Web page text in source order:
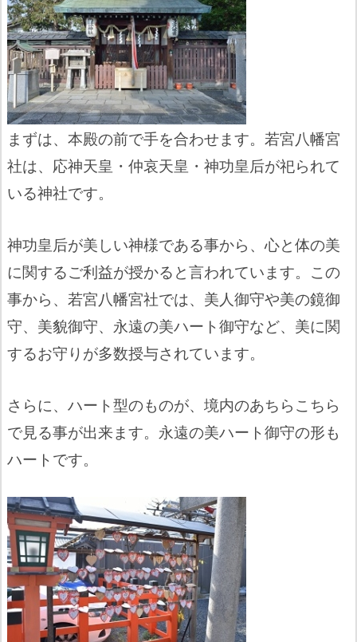
まずは、本殿の前で手を合わせます。若宮八幡宮
社は、応神天皇・仲哀天皇・神功皇后が祀られて
いる神社です。
神功皇后が美しい神様である事から、心と体の美
に関するご利益が授かると言われています。この
事から、若宮八幡宮社では、美人御守や美の鏡御
守、美貌御守、永遠の美ハート御守など、美に関
するお守りが多数授与されています。
さらに、ハート型のものが、境内のあちらこちら
で見る事が出来ます。永遠の美ハート御守の形も
ハートです。